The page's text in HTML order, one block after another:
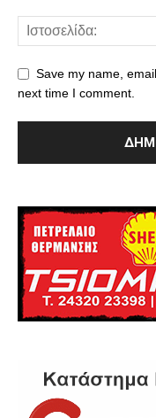
Save my name,
next time I comment.